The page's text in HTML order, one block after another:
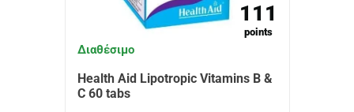
111
points
Διαθέσιμο
Health Aid Lipotropic Vitamins B &
C 60 tabs